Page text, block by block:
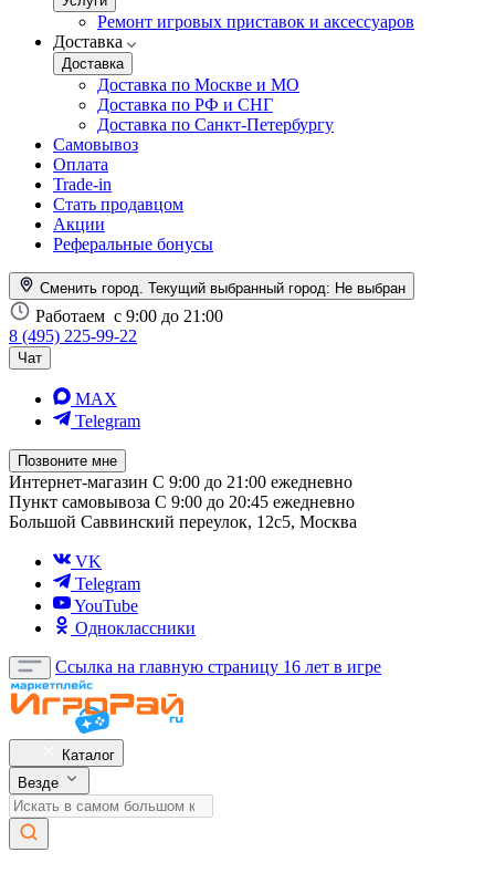
Ремонт игровых приставок и аксессуаров
Доставка
Доставка
Доставка по Москве и МО
Доставка по РФ и СНГ
Доставка по Санкт-Петербургу
Самовывоз
Оплата
Trade-in
Стать продавцом
Акции
Реферальные бонусы
Сменить город. Текущий выбранный город: Не выбран
Работаем с 9:00 до 21:00
8 (495) 225-99-22
Чат
MAX
Telegram
Позвоните мне
Интернет-магазин С 9:00 до 21:00 ежедневно
Пункт самовывоза С 9:00 до 20:45 ежедневно
Большой Саввинский переулок, 12с5, Москва
VK
Telegram
YouTube
Одноклассники
Ссылка на главную страницу 16 лет в игре
Каталог
Везде